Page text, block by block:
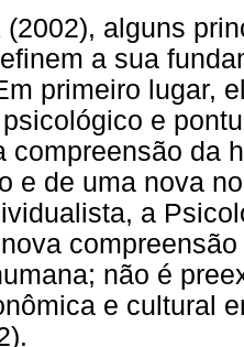
(2002), alguns
a sua
primeiro lugar,
e
compreensão da
e de uma nova
a
não é
e cultural